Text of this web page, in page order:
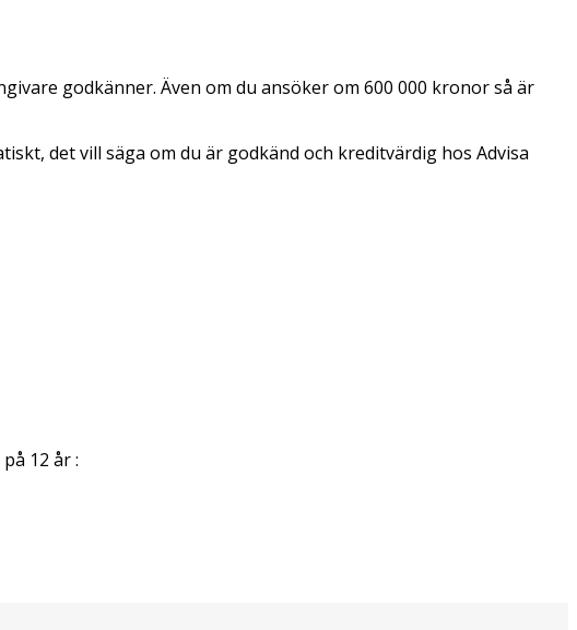
godkänner. Även om du ansöker om 600 000 kronor så är
det vill säga om du är godkänd och kreditvärdig hos Advisa
12 år :